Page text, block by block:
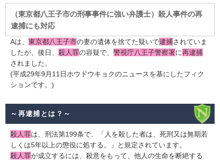
（東京都八王子市の刑事事件に強い弁護士）殺人事件の再
逮捕にも対応
Aは、東京都八王子市の妻の遺体を捨てた疑いで逮捕されていま
したが、後日、殺人罪の容疑で、警視庁八王子警察署に再逮捕
されました。
(平成29年9月11日ホウドウキョクのニュースを基にしたフィク
ションです。)
～再逮捕とは？～
殺人罪は、刑法第199条で、「人を殺した者は、死刑又は無期若
しくは5年以上の懲役に処する。」と規定されています。
殺人罪が成立するには、殺意をもって、他人の生命を断絶する